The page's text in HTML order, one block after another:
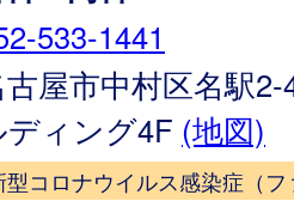
533-1441
屋市中村区名駅
ディング4F (地図)
型コロナウイルス感染症（